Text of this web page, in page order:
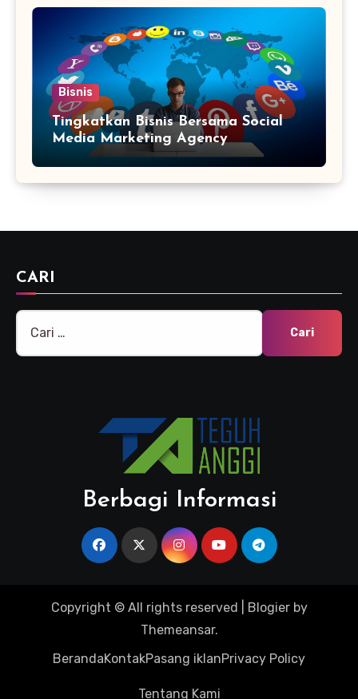
Bisnis
Tingkatkan Bisnis Bersama Social
Media Marketing Agency
CARI
Cari
Berbagi Informasi
Copyright © All rights reserved Blogierby
Themeansar.
BerandaKontakPasang iklanPrivacy Policy
Tentang Kami